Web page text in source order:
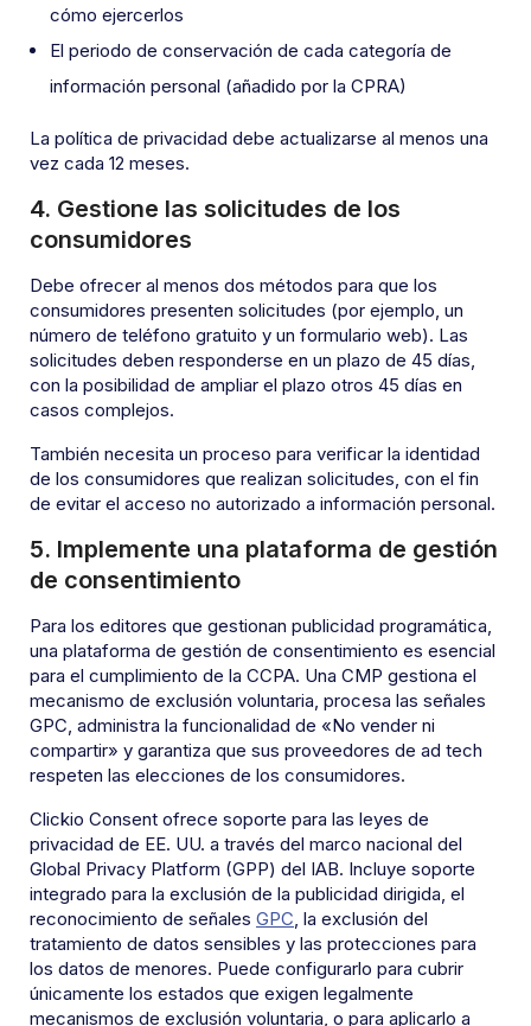
cómo ejercerlos
El periodo de conservación de cada categoría de
información personal (añadido por la CPRA)
La política de privacidad debe actualizarse al menos una
vez cada 12 meses.
4. Gestione las solicitudes de los
consumidores
Debe ofrecer al menos dos métodos para que los
consumidores presenten solicitudes (por ejemplo, un
número de teléfono gratuito y un formulario web). Las
solicitudes deben responderse en un plazo de 45 días,
con la posibilidad de ampliar el plazo otros 45 días en
casos complejos.
También necesita un proceso para verificar la identidad
de los consumidores que realizan solicitudes, con el fin
de evitar el acceso no autorizado a información personal.
5. Implemente una plataforma de gestión
de consentimiento
Para los editores que gestionan publicidad programática,
una plataforma de gestión de consentimiento es esencial
para el cumplimiento de la CCPA. Una CMP gestiona el
mecanismo de exclusión voluntaria, procesa las señales
GPC, administra la funcionalidad de «No vender ni
compartir» y garantiza que sus proveedores de ad tech
respeten las elecciones de los consumidores.
Clickio Consent ofrece soporte para las leyes de
privacidad de EE. UU. a través del marco nacional del
Global Privacy Platform (GPP) del IAB. Incluye soporte
integrado para la exclusión de la publicidad dirigida, el
reconocimiento de señales GPC, la exclusión del
tratamiento de datos sensibles y las protecciones para
los datos de menores. Puede configurarlo para cubrir
únicamente los estados que exigen legalmente
mecanismos de exclusión voluntaria, o para aplicarlo a